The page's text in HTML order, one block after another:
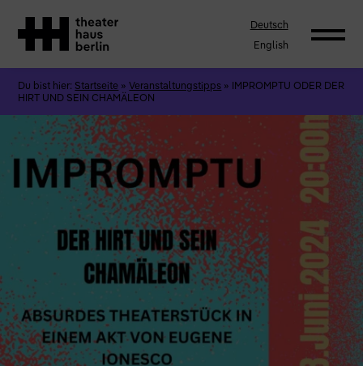
Deutsch
English
Du bist hier: Startseite »Veranstaltungstipps » IMPROMPTU ODER DER
HIRT UND SEIN CHAMÄLEON